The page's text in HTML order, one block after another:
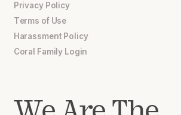
Privacy Policy
Terms of Use
Harassment Policy
Coral Family Login